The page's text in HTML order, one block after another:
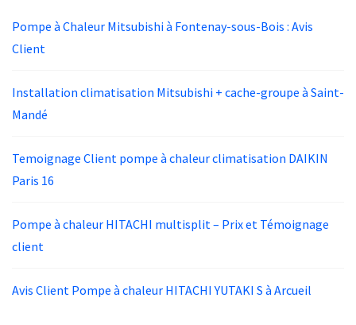
Pompe à Chaleur Mitsubishi à Fontenay-sous-Bois : Avis
Client
Installation climatisation Mitsubishi + cache-groupe à Saint-
Mandé
Temoignage Client pompe à chaleur climatisation DAIKIN
Paris 16
Pompe à chaleur HITACHI multisplit – Prix et Témoignage
client
Avis Client Pompe à chaleur HITACHI YUTAKI S à Arcueil